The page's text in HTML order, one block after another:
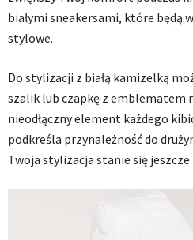
białymi sneakersami, które będą
stylowe.
Do stylizacji z białą kamizelką
szalik lub czapkę z emblematem
nieodłączny element każdego
podkreśla przynależność do
Twoja stylizacja stanie się